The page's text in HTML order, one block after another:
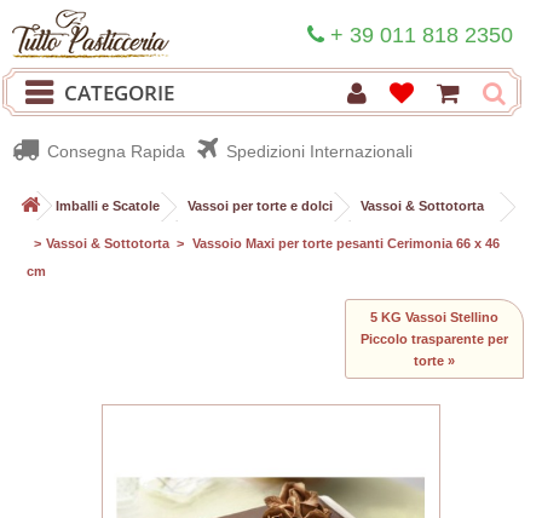
+ 39 011 818 2350
CATEGORIE
Consegna Rapida Spedizioni Internazionali
> Imballi e Scatole >Vassoi per torte e dolci >Vassoi & Sottotorta
> Vassoi & Sottotorta > Vassoio Maxi per torte pesanti Cerimonia 66 x 46
cm
5 KG Vassoi Stellino
Piccolo trasparente per
torte »